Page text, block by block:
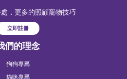
，更多的照顧寵物技巧
立即註冊
們的理念
狗狗專屬
貓咪專屬